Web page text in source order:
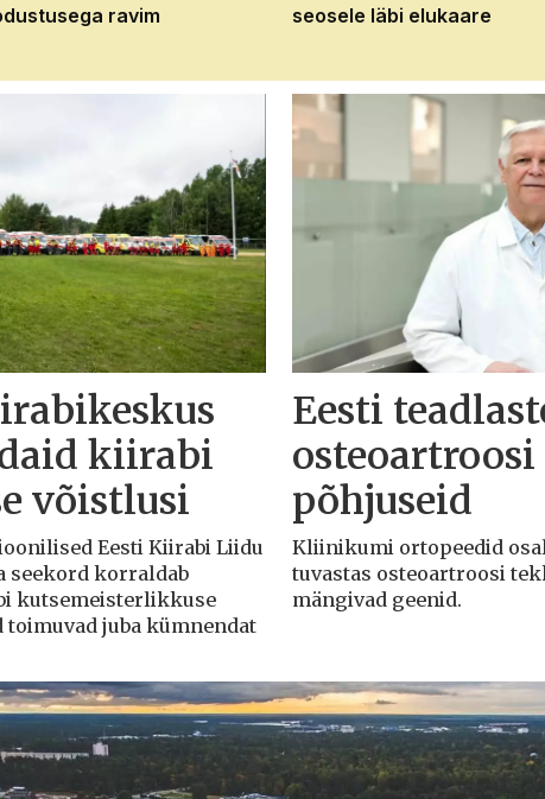
ravim
seosele läbi elukaare
kiirabi
võistlusi
Eesti Kiirabi Liidu
seekord korraldab
kutsemeisterlikkuse
juba kümnendat
Eesti
põhjuseid
Kliinikumi ortopeedid
tuvastas osteoartroosi
mängivad geenid.